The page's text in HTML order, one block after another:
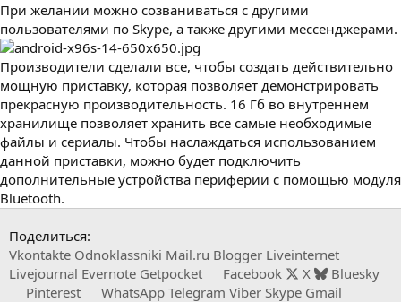
При желании можно созваниваться с другими
пользователями по Skype, а также другими мессенджерами.
Производители сделали все, чтобы создать действительно
мощную приставку, которая позволяет демонстрировать
прекрасную производительность. 16 Гб во внутреннем
хранилище позволяет хранить все самые необходимые
файлы и сериалы. Чтобы наслаждаться использованием
данной приставки, можно будет подключить
дополнительные устройства периферии с помощью модуля
Bluetooth.
Поделиться:
Vkontakte Odnoklassniki Mail.ru Blogger Liveinternet
Livejournal Evernote Getpocket Facebook X
Bluesky
Pinterest
WhatsApp Telegram Viber Skype Gmail